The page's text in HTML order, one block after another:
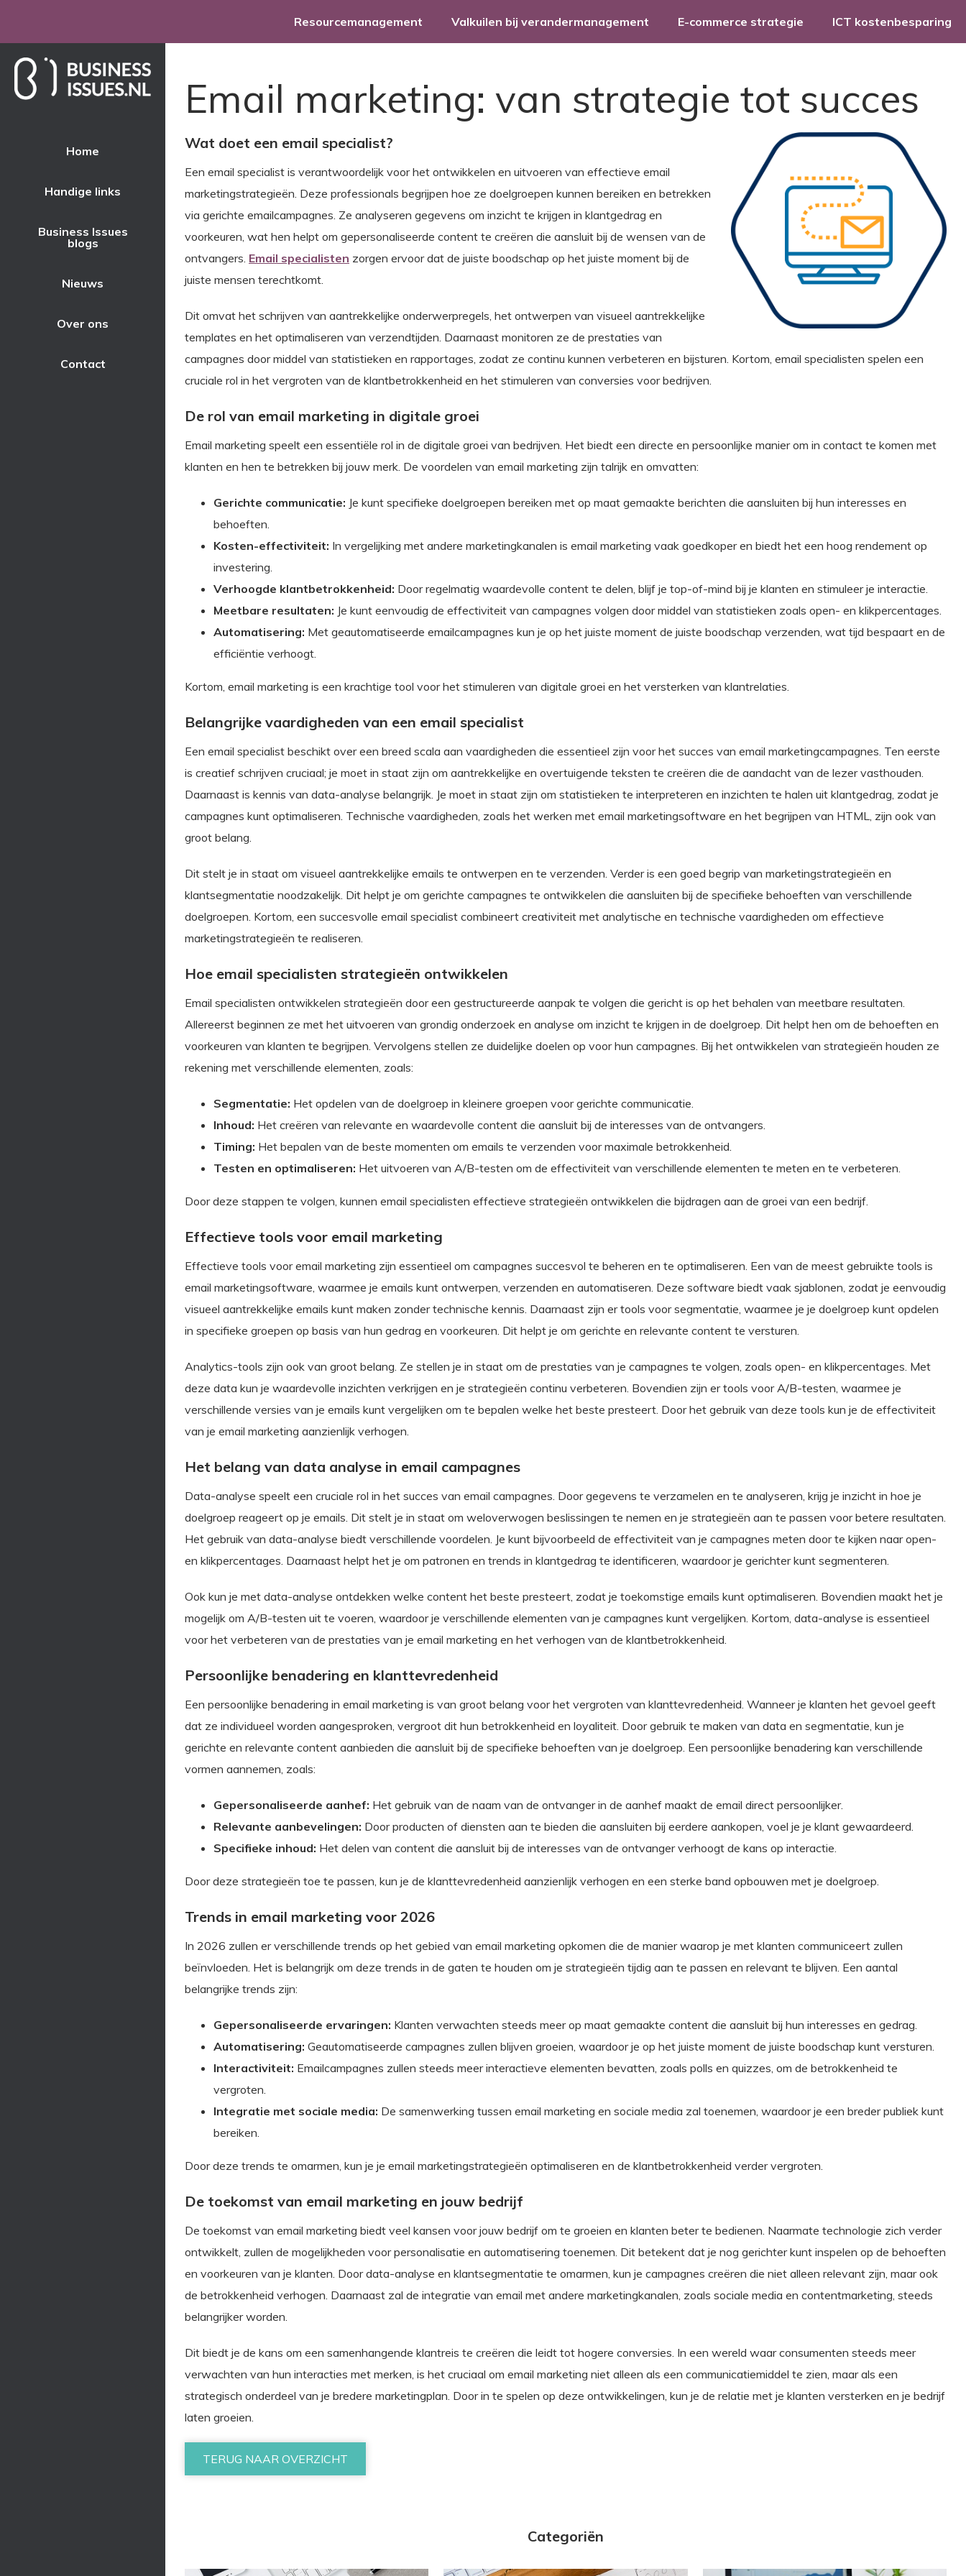
Resourcemanagement Valkuilen bij verandermanagement E-commerce strategie ICT kostenbesparing
Home
Handige links
Business Issues
blogs
Nieuws
Over ons
Contact
Email marketing: van strategie tot succes
Wat doet een email specialist?
Een email specialist is verantwoordelijk voor het ontwikkelen en uitvoeren van effectieve email
marketingstrategieën. Deze professionals begrijpen hoe ze doelgroepen kunnen bereiken en betrekken
via gerichte emailcampagnes. Ze analyseren gegevens om inzicht te krijgen in klantgedrag en
voorkeuren, wat hen helpt om gepersonaliseerde content te creëren die aansluit bij de wensen van de
ontvangers. Email specialisten zorgen ervoor dat de juiste boodschap op het juiste moment bij de
juiste mensen terechtkomt.
Dit omvat het schrijven van aantrekkelijke onderwerpregels, het ontwerpen van visueel aantrekkelijke
templates en het optimaliseren van verzendtijden. Daarnaast monitoren ze de prestaties van
campagnes door middel van statistieken en rapportages, zodat ze continu kunnen verbeteren en bijsturen. Kortom, email specialisten spelen een
cruciale rol in het vergroten van de klantbetrokkenheid en het stimuleren van conversies voor bedrijven.
De rol van email marketing in digitale groei
Email marketing speelt een essentiële rol in de digitale groei van bedrijven. Het biedt een directe en persoonlijke manier om in contact te komen met
klanten en hen te betrekken bij jouw merk. De voordelen van email marketing zijn talrijk en omvatten:
Gerichte communicatie: Je kunt specifieke doelgroepen bereiken met op maat gemaakte berichten die aansluiten bij hun interesses en
behoeften.
Kosten-effectiviteit: In vergelijking met andere marketingkanalen is email marketing vaak goedkoper en biedt het een hoog rendement op
investering.
Verhoogde klantbetrokkenheid: Door regelmatig waardevolle content te delen, blijf je top-of-mind bij je klanten en stimuleer je interactie.
Meetbare resultaten: Je kunt eenvoudig de effectiviteit van campagnes volgen door middel van statistieken zoals open- en klikpercentages.
Automatisering: Met geautomatiseerde emailcampagnes kun je op het juiste moment de juiste boodschap verzenden, wat tijd bespaart en de
efficiëntie verhoogt.
Kortom, email marketing is een krachtige tool voor het stimuleren van digitale groei en het versterken van klantrelaties.
Belangrijke vaardigheden van een email specialist
Een email specialist beschikt over een breed scala aan vaardigheden die essentieel zijn voor het succes van email marketingcampagnes. Ten eerste
is creatief schrijven cruciaal; je moet in staat zijn om aantrekkelijke en overtuigende teksten te creëren die de aandacht van de lezer vasthouden.
Daarnaast is kennis van data-analyse belangrijk. Je moet in staat zijn om statistieken te interpreteren en inzichten te halen uit klantgedrag, zodat je
campagnes kunt optimaliseren. Technische vaardigheden, zoals het werken met email marketingsoftware en het begrijpen van HTML, zijn ook van
groot belang.
Dit stelt je in staat om visueel aantrekkelijke emails te ontwerpen en te verzenden. Verder is een goed begrip van marketingstrategieën en
klantsegmentatie noodzakelijk. Dit helpt je om gerichte campagnes te ontwikkelen die aansluiten bij de specifieke behoeften van verschillende
doelgroepen. Kortom, een succesvolle email specialist combineert creativiteit met analytische en technische vaardigheden om effectieve
marketingstrategieën te realiseren.
Hoe email specialisten strategieën ontwikkelen
Email specialisten ontwikkelen strategieën door een gestructureerde aanpak te volgen die gericht is op het behalen van meetbare resultaten.
Allereerst beginnen ze met het uitvoeren van grondig onderzoek en analyse om inzicht te krijgen in de doelgroep. Dit helpt hen om de behoeften en
voorkeuren van klanten te begrijpen. Vervolgens stellen ze duidelijke doelen op voor hun campagnes. Bij het ontwikkelen van strategieën houden ze
rekening met verschillende elementen, zoals:
Segmentatie: Het opdelen van de doelgroep in kleinere groepen voor gerichte communicatie.
Inhoud: Het creëren van relevante en waardevolle content die aansluit bij de interesses van de ontvangers.
Timing: Het bepalen van de beste momenten om emails te verzenden voor maximale betrokkenheid.
Testen en optimaliseren: Het uitvoeren van A/B-testen om de effectiviteit van verschillende elementen te meten en te verbeteren.
Door deze stappen te volgen, kunnen email specialisten effectieve strategieën ontwikkelen die bijdragen aan de groei van een bedrijf.
Effectieve tools voor email marketing
Effectieve tools voor email marketing zijn essentieel om campagnes succesvol te beheren en te optimaliseren. Een van de meest gebruikte tools is
email marketingsoftware, waarmee je emails kunt ontwerpen, verzenden en automatiseren. Deze software biedt vaak sjablonen, zodat je eenvoudig
visueel aantrekkelijke emails kunt maken zonder technische kennis. Daarnaast zijn er tools voor segmentatie, waarmee je je doelgroep kunt opdelen
in specifieke groepen op basis van hun gedrag en voorkeuren. Dit helpt je om gerichte en relevante content te versturen.
Analytics-tools zijn ook van groot belang. Ze stellen je in staat om de prestaties van je campagnes te volgen, zoals open- en klikpercentages. Met
deze data kun je waardevolle inzichten verkrijgen en je strategieën continu verbeteren. Bovendien zijn er tools voor A/B-testen, waarmee je
verschillende versies van je emails kunt vergelijken om te bepalen welke het beste presteert. Door het gebruik van deze tools kun je de effectiviteit
van je email marketing aanzienlijk verhogen.
Het belang van data analyse in email campagnes
Data-analyse speelt een cruciale rol in het succes van email campagnes. Door gegevens te verzamelen en te analyseren, krijg je inzicht in hoe je
doelgroep reageert op je emails. Dit stelt je in staat om weloverwogen beslissingen te nemen en je strategieën aan te passen voor betere resultaten.
Het gebruik van data-analyse biedt verschillende voordelen. Je kunt bijvoorbeeld de effectiviteit van je campagnes meten door te kijken naar open-
en klikpercentages. Daarnaast helpt het je om patronen en trends in klantgedrag te identificeren, waardoor je gerichter kunt segmenteren.
Ook kun je met data-analyse ontdekken welke content het beste presteert, zodat je toekomstige emails kunt optimaliseren. Bovendien maakt het je
mogelijk om A/B-testen uit te voeren, waardoor je verschillende elementen van je campagnes kunt vergelijken. Kortom, data-analyse is essentieel
voor het verbeteren van de prestaties van je email marketing en het verhogen van de klantbetrokkenheid.
Persoonlijke benadering en klanttevredenheid
Een persoonlijke benadering in email marketing is van groot belang voor het vergroten van klanttevredenheid. Wanneer je klanten het gevoel geeft
dat ze individueel worden aangesproken, vergroot dit hun betrokkenheid en loyaliteit. Door gebruik te maken van data en segmentatie, kun je
gerichte en relevante content aanbieden die aansluit bij de specifieke behoeften van je doelgroep. Een persoonlijke benadering kan verschillende
vormen aannemen, zoals:
Gepersonaliseerde aanhef: Het gebruik van de naam van de ontvanger in de aanhef maakt de email direct persoonlijker.
Relevante aanbevelingen: Door producten of diensten aan te bieden die aansluiten bij eerdere aankopen, voel je je klant gewaardeerd.
Specifieke inhoud: Het delen van content die aansluit bij de interesses van de ontvanger verhoogt de kans op interactie.
Door deze strategieën toe te passen, kun je de klanttevredenheid aanzienlijk verhogen en een sterke band opbouwen met je doelgroep.
Trends in email marketing voor 2026
In 2026 zullen er verschillende trends op het gebied van email marketing opkomen die de manier waarop je met klanten communiceert zullen
beïnvloeden. Het is belangrijk om deze trends in de gaten te houden om je strategieën tijdig aan te passen en relevant te blijven. Een aantal
belangrijke trends zijn:
Gepersonaliseerde ervaringen: Klanten verwachten steeds meer op maat gemaakte content die aansluit bij hun interesses en gedrag.
Automatisering: Geautomatiseerde campagnes zullen blijven groeien, waardoor je op het juiste moment de juiste boodschap kunt versturen.
Interactiviteit: Emailcampagnes zullen steeds meer interactieve elementen bevatten, zoals polls en quizzes, om de betrokkenheid te
vergroten.
Integratie met sociale media: De samenwerking tussen email marketing en sociale media zal toenemen, waardoor je een breder publiek kunt
bereiken.
Door deze trends te omarmen, kun je je email marketingstrategieën optimaliseren en de klantbetrokkenheid verder vergroten.
De toekomst van email marketing en jouw bedrijf
De toekomst van email marketing biedt veel kansen voor jouw bedrijf om te groeien en klanten beter te bedienen. Naarmate technologie zich verder
ontwikkelt, zullen de mogelijkheden voor personalisatie en automatisering toenemen. Dit betekent dat je nog gerichter kunt inspelen op de behoeften
en voorkeuren van je klanten. Door data-analyse en klantsegmentatie te omarmen, kun je campagnes creëren die niet alleen relevant zijn, maar ook
de betrokkenheid verhogen. Daarnaast zal de integratie van email met andere marketingkanalen, zoals sociale media en contentmarketing, steeds
belangrijker worden.
Dit biedt je de kans om een samenhangende klantreis te creëren die leidt tot hogere conversies. In een wereld waar consumenten steeds meer
verwachten van hun interacties met merken, is het cruciaal om email marketing niet alleen als een communicatiemiddel te zien, maar als een
strategisch onderdeel van je bredere marketingplan. Door in te spelen op deze ontwikkelingen, kun je de relatie met je klanten versterken en je bedrijf
laten groeien.
TERUG NAAR OVERZICHT
Categoriën